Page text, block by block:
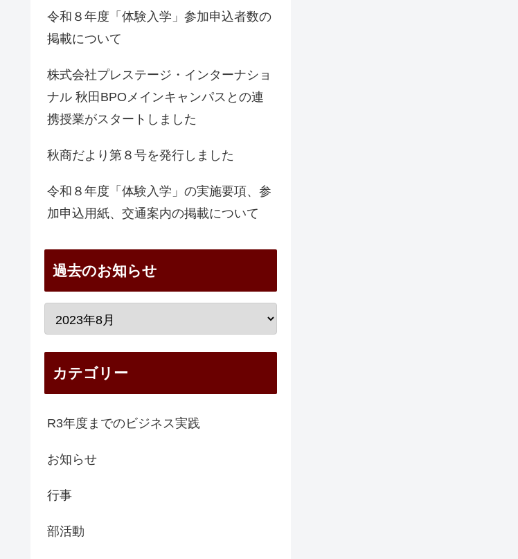
令和８年度「体験入学」参加申込者数の
掲載について
株式会社プレステージ・インターナショ
ナル 秋田BPOメインキャンパスとの連
携授業がスタートしました
秋商だより第８号を発行しました
令和８年度「体験入学」の実施要項、参
加申込用紙、交通案内の掲載について
過去のお知らせ
カテゴリー
R3年度までのビジネス実践
お知らせ
行事
部活動